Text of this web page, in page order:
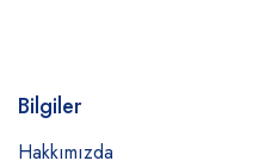
Bilgiler
Hakkımızda